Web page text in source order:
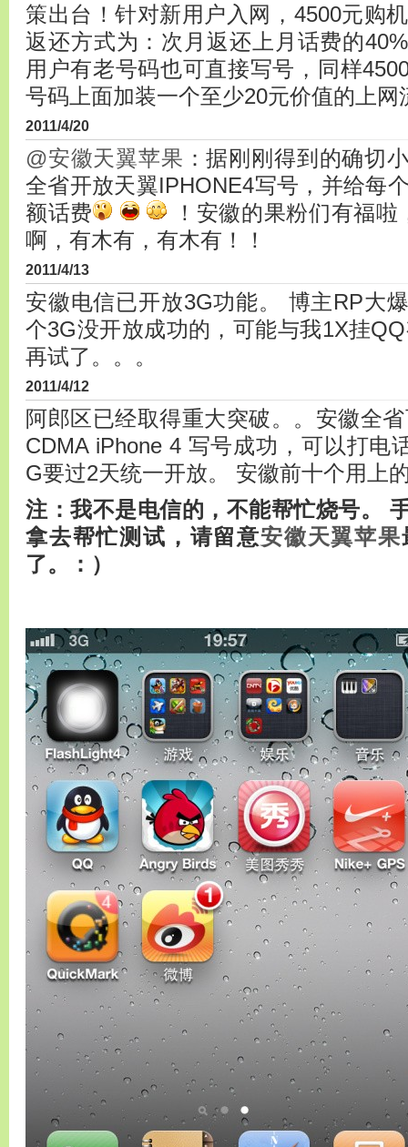
策出台！针对新用户入网，4500元购
返还方式为：次月返还上月话费的
用户有老号码也可直接写号，同样
号码上面加装一个至少20元价值的上网
2011/4/20
@安徽天翼苹果 ：据刚刚得到的确切
全省开放天翼IPHONE4写号，并给每
额话费
！安徽的果粉们有福
啊，有木有，有木有！！
2011/4/13
安徽电信已开放3G功能。 博主RP大
个3G没开放成功的，可能与我1X挂
再试了。。。
2011/4/12
阿郎区已经取得重大突破。。安徽全
CDMA iPhone 4 写号成功，可以打电
G要过2天统一开放。 安徽前十个用上
注：我不是电信的，不能帮忙烧号。
拿去帮忙测试，请留意安徽天翼苹果
了。：）